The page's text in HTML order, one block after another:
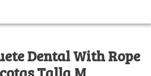
Dental With Rope